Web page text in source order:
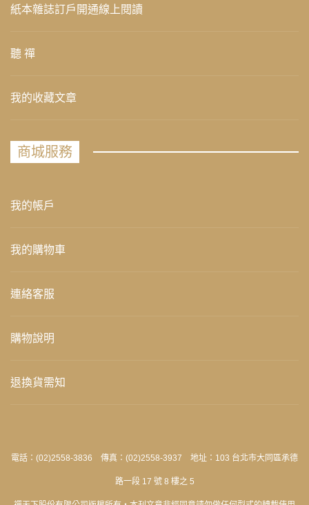
紙本雜誌訂戶開通線上閱讀
聽 禪
我的收藏文章
商城服務
我的帳戶
我的購物車
連絡客服
購物說明
退換貨需知
電話：(02)2558-3836 傳真：(02)2558-3937 地址：103 台北市大同區承德
路一段 17 號 8 樓之 5